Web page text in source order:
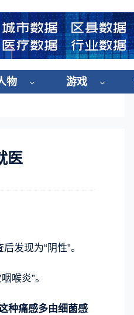
物 游戏
医
发现为“阴性”。
喉炎”。
种痛感多由细菌感